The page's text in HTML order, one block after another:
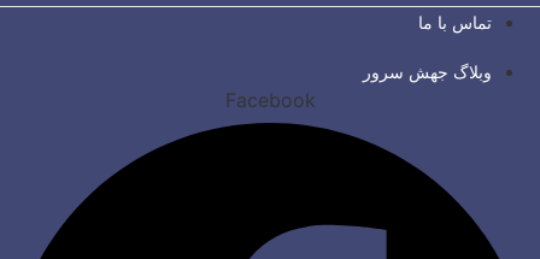
تماس با ما
وبلاگ جهش سرور
Facebook